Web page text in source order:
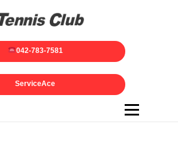
042-783-7581
ServiceAce
メニュー